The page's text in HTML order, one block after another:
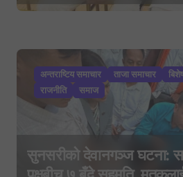
अन्तराष्टिय समाचार ताजा समाचार
राजनीति
समाज
सुनसरीको देवानगञ्ज घटना: